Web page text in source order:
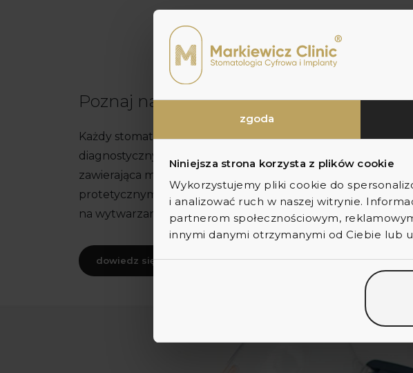
zgoda
Niniejsza strona korzysta z plików cookie
Wykorzystujemy pliki cookie do
i analizować ruch w naszej witrynie.
partnerom społecznościowym,
innymi danymi otrzymanymi od Ciebie lub
Poznaj nasz zespół specjalistów
Każdy stomatolog w tutejszej placówce dysponuje
diagnostycznym, w tym nowoczesną, wyłącznie cyfrową
zawierająca m.in. Tomograf 3D CBCT oraz własnym
protetycznym, wyposażonym m.in. w skanery laboratoryjne i
na wytwarzanie licówek, koron i implantów nawet na jednej
dowiedz się więcej